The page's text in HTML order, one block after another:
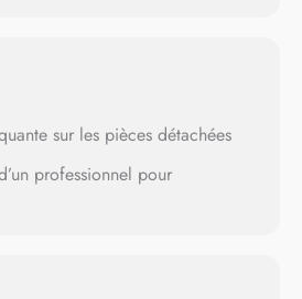
sur les pièces détachées
professionnel pour